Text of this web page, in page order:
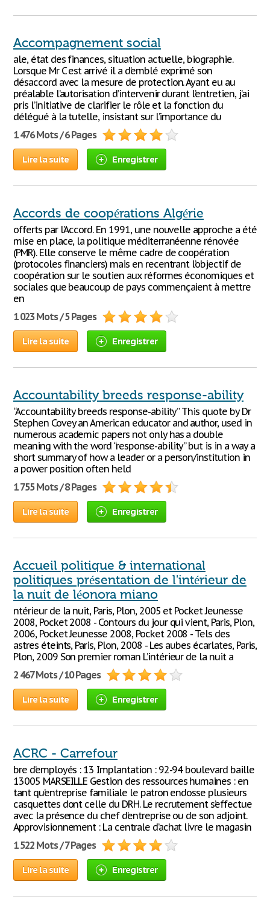
Accompagnement social
ale, état des finances, situation actuelle, biographie.
Lorsque Mr C est arrivé il a d’emblé exprimé son
désaccord avec la mesure de protection. Ayant eu au
préalable l’autorisation d’intervenir durant l’entretien, j’ai
pris l’initiative de clarifier le rôle et la fonction du
délégué à la tutelle, insistant sur l’importance du
1 476 Mots / 6 Pages
Lire la suite Enregistrer
Accords de coopérations Algérie
offerts par l'Accord. En 1991, une nouvelle approche a été
mise en place, la politique méditerranéenne rénovée
(PMR). Elle conserve le même cadre de coopération
(protocoles financiers) mais en recentrant l’objectif de
coopération sur le soutien aux réformes économiques et
sociales que beaucoup de pays commençaient à mettre
en
1 023 Mots / 5 Pages
Lire la suite Enregistrer
Accountability breeds response-ability
“Accountability breeds response-ability” This quote by Dr
Stephen Covey an American educator and author, used in
numerous academic papers not only has a double
meaning with the word “response-ability” but is in a way a
short summary of how a leader or a person/institution in
a power position often held
1 755 Mots / 8 Pages
Lire la suite Enregistrer
Accueil politique & international
politiques présentation de l'intérieur de
la nuit de léonora miano
ntérieur de la nuit, Paris, Plon, 2005 et Pocket Jeunesse
2008, Pocket 2008 - Contours du jour qui vient, Paris, Plon,
2006, Pocket Jeunesse 2008, Pocket 2008 - Tels des
astres éteints, Paris, Plon, 2008 - Les aubes écarlates, Paris,
Plon, 2009 Son premier roman L’intérieur de la nuit a
2 467 Mots / 10 Pages
Lire la suite Enregistrer
ACRC - Carrefour
bre d’employés : 13 Implantation : 92-94 boulevard baille
13005 MARSEILLE Gestion des ressources humaines : en
tant qu’entreprise familiale le patron endosse plusieurs
casquettes dont celle du DRH. Le recrutement s’effectue
avec la présence du chef d’entreprise ou de son adjoint.
Approvisionnement : La centrale d’achat livre le magasin
1 522 Mots / 7 Pages
Lire la suite Enregistrer